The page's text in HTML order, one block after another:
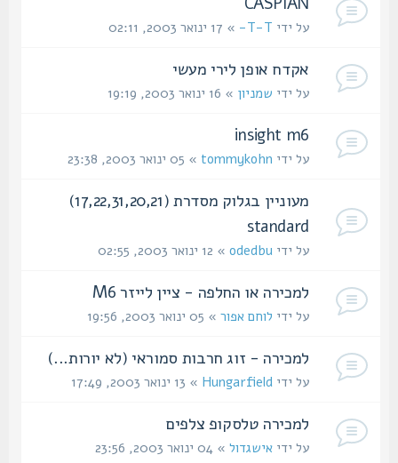
על ידיT-T- » 17 ינואר 2003, 02:11
אקדח אופן לירי מעשי
על ידישמניון» 16 ינואר 2003, 19:19
insight m6
על ידיtommykohn» 05 ינואר 2003, 23:38
מעוניין בגלוק מסדרת (17,22,31,20,21)
standard
על ידיodedbu» 12 ינואר 2003, 02:55
למכירה או החלפה - ציין לייזר M6
על ידילוחם אפור » 05 ינואר 2003, 19:56
למכירה - זוג חרבות סמוראי (לא יורות...)
על ידיHungarfield» 13 ינואר 2003, 17:49
למכירה טלסקופ צלפים
על ידיאישגדול» 04 ינואר 2003, 23:56